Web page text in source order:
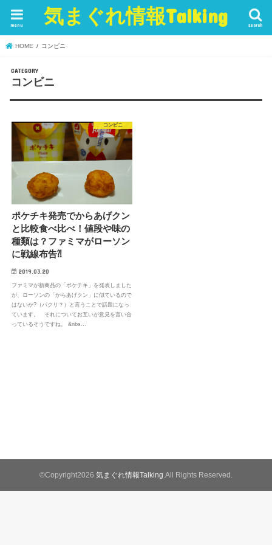
気まぐれ情報Talking search
menu
HOME コンビニ
コンビニ
コンビニ
ポケチキ発売でからあげクン
と比較食べ比べ！値段や味の
種類は？ファミマがローソン
に戦線布告⁈
2019.03.20
ファミマが新商品の「ポケチキ」を発表しました
が、ローソンの「からあげクン」に似ているので
はないか?（パクリ？）と言うことで話題になっ
ています。 それについてお互いが意見を言い合
っているそうですね。 &nbs…
©Copyright2026 気まぐれ情報Talking .All Rights Reserved.